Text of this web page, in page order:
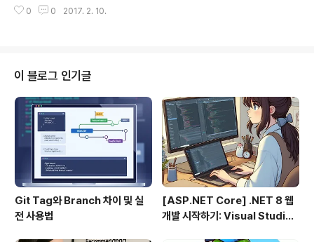
ㅋㅋㅋ 모두 행복한 고수되셔요~~ woojja ))* \\\\\\\\\\\\\\\\\\\\\\\\\\\\\\\\\\\\\\\\\
0 0 2017. 2. 10.
이 블로그 인기글
Git Tag와 Branch 차이 및 실
전 사용법
[ASP.NET Core] .NET 8 웹
개발 시작하기: Visual Studio